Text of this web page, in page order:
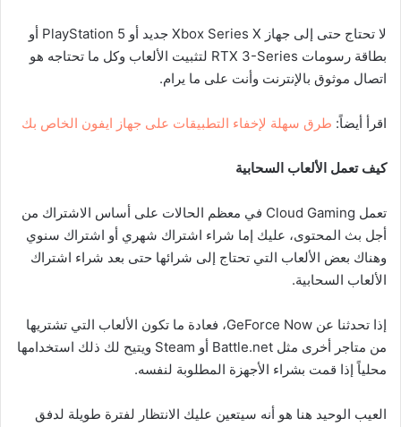
لا تحتاج حتى إلى جهاز Xbox Series X جديد أو PlayStation 5 أو
بطاقة رسومات RTX 3-Series لتثبيت الألعاب وكل ما تحتاجه هو
اتصال موثوق بالإنترنت وأنت على ما يرام.
اقرأ أيضاً: طرق سهلة لإخفاء التطبيقات على جهاز ايفون الخاص بك
كيف تعمل الألعاب السحابية
تعمل Cloud Gaming في معظم الحالات على أساس الاشتراك من
أجل بث المحتوى، عليك إما شراء اشتراك شهري أو اشتراك سنوي
وهناك بعض الألعاب التي تحتاج إلى شرائها حتى بعد شراء اشتراك
الألعاب السحابية.
إذا تحدثنا عن GeForce Now، فعادة ما تكون الألعاب التي تشتريها
من متاجر أخرى مثل Battle.net أو Steam ويتيح لك ذلك استخدامها
محلياً إذا قمت بشراء الأجهزة المطلوبة لنفسه.
العيب الوحيد هنا هو أنه سيتعين عليك الانتظار لفترة طويلة لدفق